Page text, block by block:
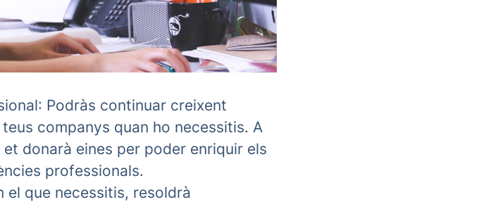
: Podràs continuar creixent
companys quan ho necessitis. A
donarà eines per poder enriquir els
professionals.
el que necessitis, resoldrà